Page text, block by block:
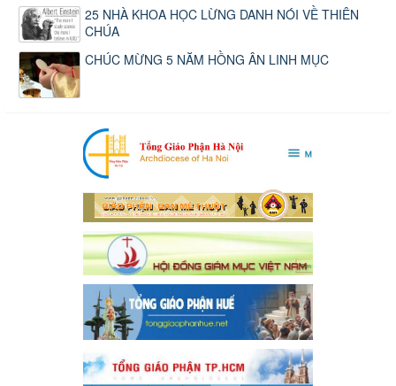
25 NHÀ KHOA HỌC LỪNG DANH NÓI VỀ THIÊN
CHÚA
CHÚC MỪNG 5 NĂM HỒNG ÂN LINH MỤC